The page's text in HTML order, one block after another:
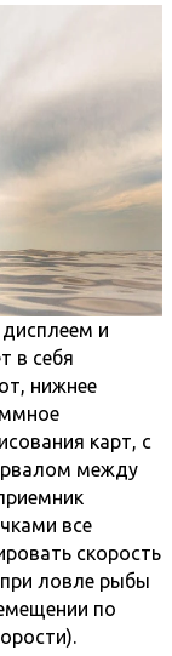
дисплеем и
в себя
нижнее
карт, с
между
все
скорость
ловле рыбы
по